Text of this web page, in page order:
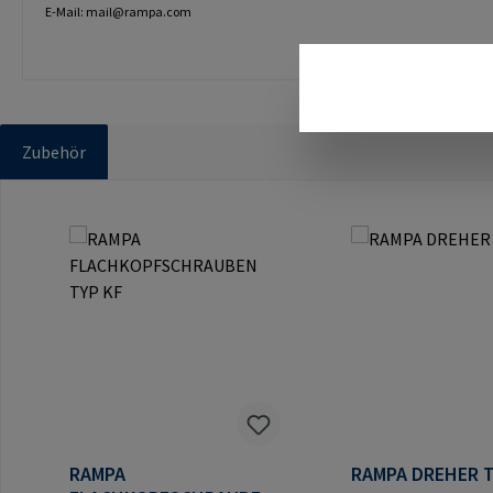
E-Mail: mail@rampa.com
Zubehör
RAMPA
RAMPA DREHER